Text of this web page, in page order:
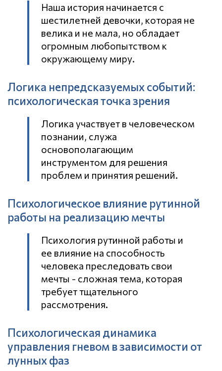
Наша история начинается с
шестилетней девочки, которая не
велика и не мала, но обладает
огромным любопытством к
окружающему миру.
Логика непредсказуемых событий:
психологическая точка зрения
Логика участвует в человеческом
познании, служа
основополагающим
инструментом для решения
проблем и принятия решений.
Психологическое влияние рутинной
работы на реализацию мечты
Психология рутинной работы и
ее влияние на способность
человека преследовать свои
мечты - сложная тема, которая
требует тщательного
рассмотрения.
Психологическая динамика
управления гневом в зависимости от
лунных фаз